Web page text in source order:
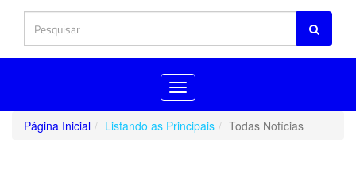
Toggle
navigation
Página Inicial
Listando as Principais Todas Notícias